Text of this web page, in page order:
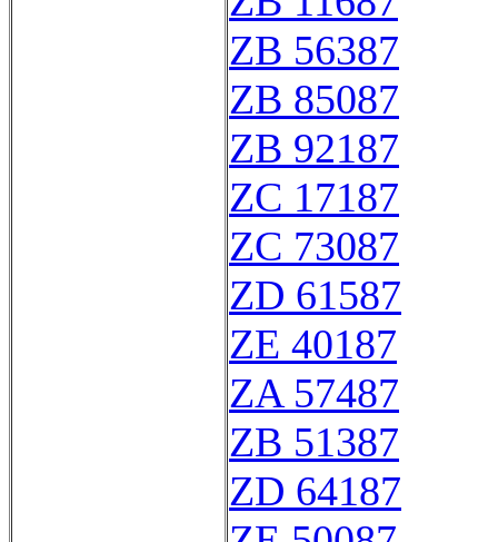
ZB 56387
ZB 85087
ZB 92187
ZC 17187
ZC 73087
ZD 61587
ZE 40187
ZA 57487
ZB 51387
ZD 64187